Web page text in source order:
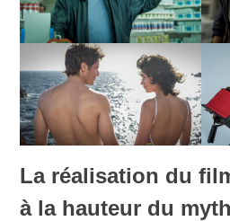
La réalisation du
à la hauteur du